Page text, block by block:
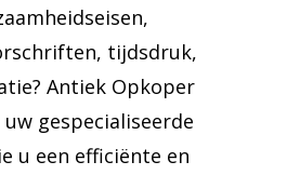
tijdsdruk,
Antiek Opkoper
gespecialiseerde
u een efficiënte en